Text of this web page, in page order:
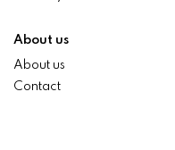
About us
About us
Contact